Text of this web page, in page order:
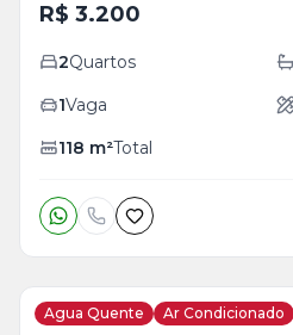
R$ 3.200
2Quartos
1Vaga
118 m²Total
Agua Quente Ar Condicionado